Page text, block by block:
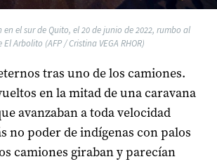
el sur de Quito, el 20 de junio de 2022, rumbo al
El Arbolito (AFP / Cristina VEGA RHOR)
tras uno de los camiones.
en la mitad de una caravana
avanzaban a toda velocidad
no poder de indígenas con palos
camiones giraban y parecían